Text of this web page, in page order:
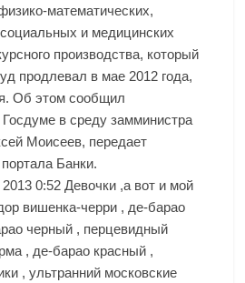
математических,
и медицинских
производства, который
продлевал в мае 2012 года,
Об этом сообщил
в среду замминистра
Моисеев, передает
Банки.
0:52 Девочки ,а вот и мой
вишенка-черри , де-барао
черный , перцевидный
, де-барао красный ,
, ультранний московские